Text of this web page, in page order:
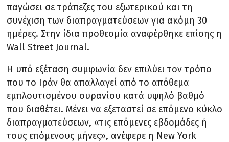
παγώσει σε τράπεζες του εξωτερικού και τη
συνέχιση των διαπραγματεύσεων για ακόμη 30
ημέρες. Στην ίδια προθεσμία αναφέρθηκε επίσης η
Wall Street Journal.
Η υπό εξέταση συμφωνία δεν επιλύει τον τρόπο
που το Ιράν θα απαλλαγεί από το απόθεμα
εμπλουτισμένου ουρανίου κατά υψηλό βαθμό
που διαθέτει. Μένει να εξεταστεί σε επόμενο κύκλο
διαπραγματεύσεων, «τις επόμενες εβδομάδες ή
τους επόμενους μήνες», ανέφερε η New York